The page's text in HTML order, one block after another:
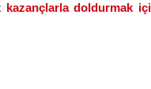
doldurmak